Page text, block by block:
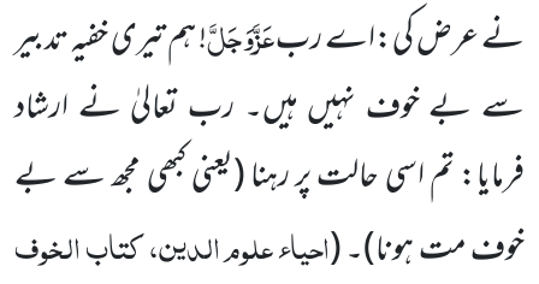
نے عرض کی:اے ربعَزَّوَجَلَّ! ہم تیریخفیہ تدبیر
سے بے خوف نہیں ہیں۔ رب تعالیٰ نے ارشاد
فرمایا: تم اسی حالت پر رہنا(یعنی کبھی مجھ سے بے
خوف مت ہونا)۔(احیاء علوم الدین، کتاب الخوف